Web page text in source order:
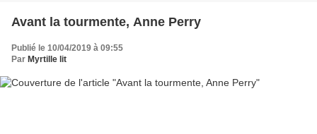
Avant la tourmente, Anne Perry
Publié le 10/04/2019 à 09:55
Par Myrtille lit